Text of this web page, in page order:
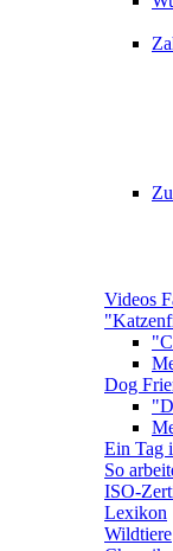
Videos
Dog
Ein Tag
So
ISO-
Lexikon
Wildtiere